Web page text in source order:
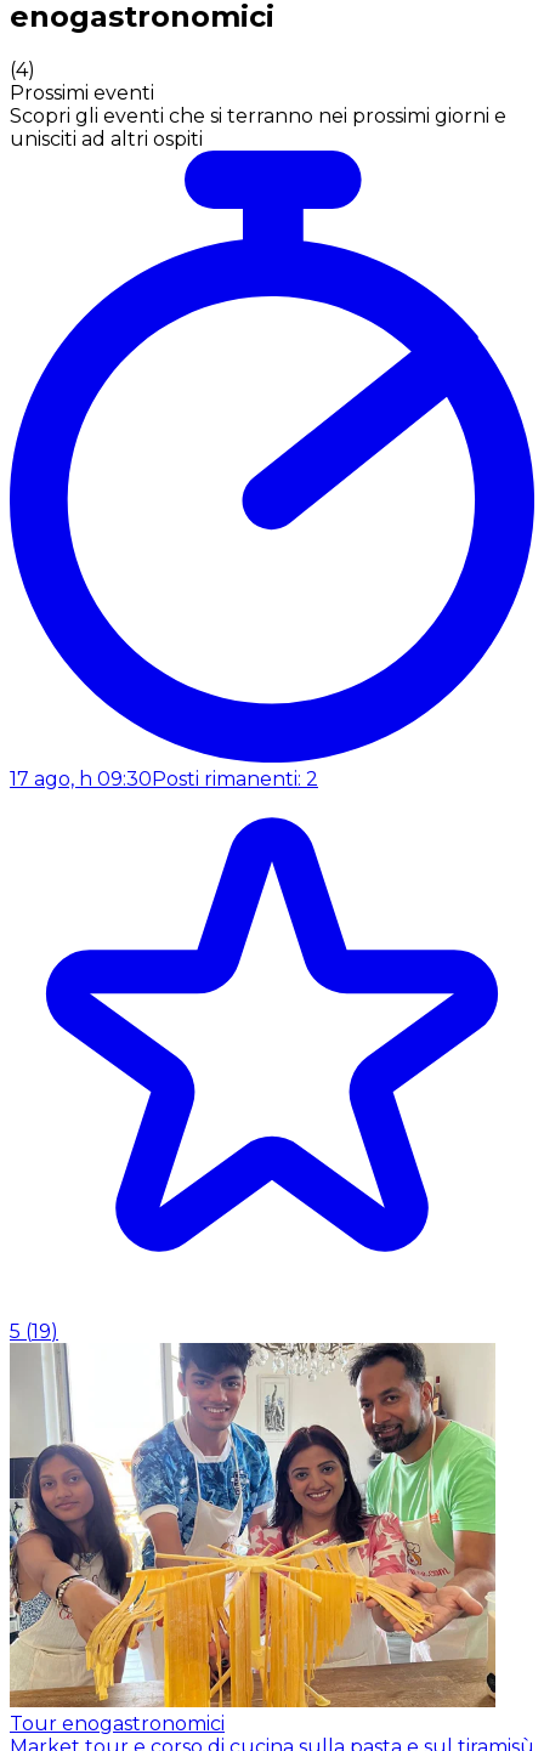
enogastronomici
(4)
Prossimi eventi
Scopri gli eventi che si terranno nei prossimi giorni e
unisciti ad altri ospiti
17 ago, h 09:30 Posti rimanenti: 2
5 (19)
Tour enogastronomici